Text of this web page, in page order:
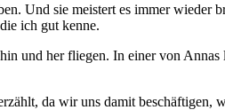
Und sie meistert es immer
ich gut kenne.
und her fliegen. In einer von
da wir uns damit